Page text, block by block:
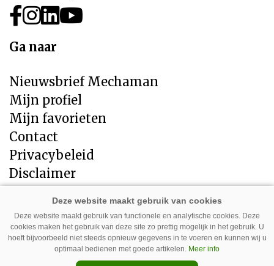
Ga naar
Nieuwsbrief Mechaman
Mijn profiel
Mijn favorieten
Contact
Privacybeleid
Disclaimer
Direct naar
LandbouwMechanisatie
Tuin en Park Techniek
Deze website maakt gebruik van functionele en analytische cookies. Deze
cookies maken het gebruik van deze site zo prettig mogelijk in het gebruik. U
hoeft bijvoorbeeld niet steeds opnieuw gegevens in te voeren en kunnen wij u
optimaal bedienen met goede artikelen. Meer info